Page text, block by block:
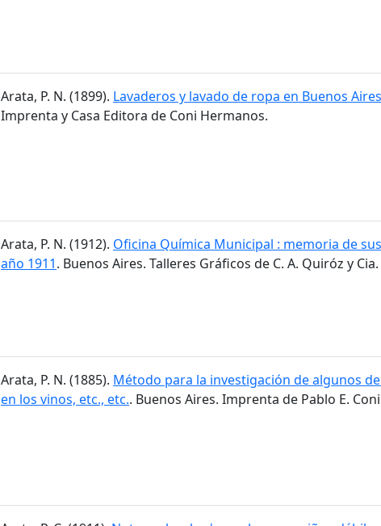
Arata, P. N. (1899). Lavaderos y lavado de ropa en Buenos Aires
Imprenta y Casa Editora de Coni Hermanos.
Arata, P. N. (1912). Oficina Química Municipal : memoria de
año 1911. Buenos Aires. Talleres Gráficos de C. A. Quiróz y Cia.
Arata, P. N. (1885). Método para la investigación de algunos
en los vinos, etc., etc.. Buenos Aires. Imprenta de Pablo E.